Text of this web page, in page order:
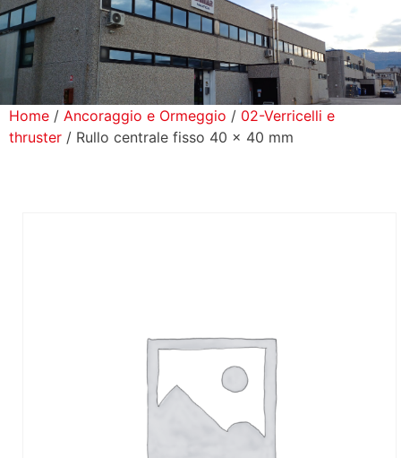
Prodotti
Home / Ancoraggio e Ormeggio / 02-Verricelli e
thruster / Rullo centrale fisso 40 x 40 mm